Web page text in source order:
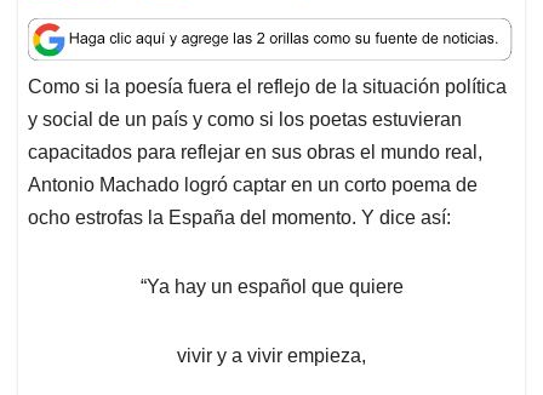
a
t
s
A
p
p
c
e
b
o
o
k
n
k
e
d
I
n
a
i
l
r
e
a
d
s
Como si la poesía fuera el reflejo de la situación política
y social de un país y como si los poetas estuvieran
capacitados para reflejar en sus obras el mundo real,
Antonio Machado logró captar en un corto poema de
ocho estrofas la España del momento. Y dice así:
“Ya hay un español que quiere
vivir y a vivir empieza,